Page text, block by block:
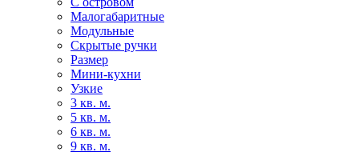
Малогабаритные
Модульные
Скрытые ручки
Размер
Мини-кухни
Узкие
3 кв. м.
5 кв. м.
6 кв. м.
9 кв. м.